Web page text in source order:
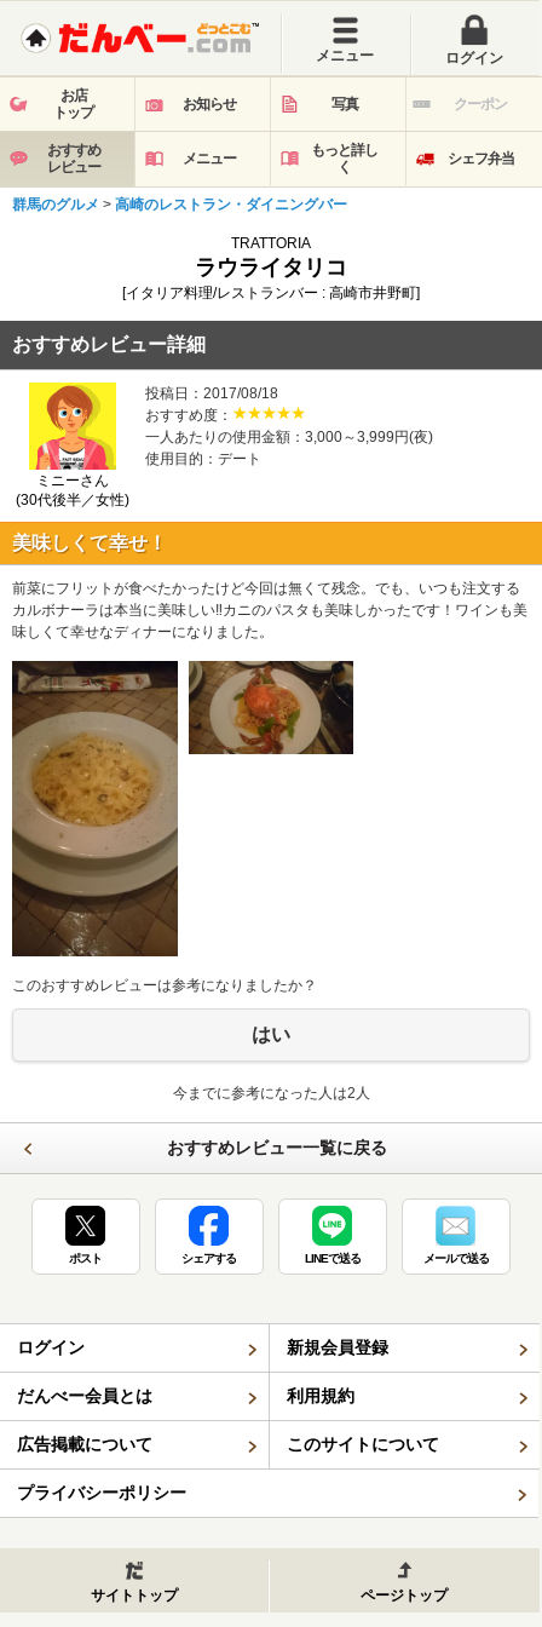
メニュー ログイン
お店
トップ
お知らせ 写真 クーポン
おすすめ
レビュー
メニュー
もっと詳し
く
シェフ弁当
群馬のグルメ > 高崎のレストラン・ダイニングバー
TRATTORIA
ラウライタリコ
[イタリア料理/レストランバー : 高崎市井野町]
おすすめレビュー詳細
ミニーさん
(30代後半／女性)
投稿日：2017/08/18
おすすめ度：
一人あたりの使用金額：3,000～3,999円(夜)
使用目的：デート
美味しくて幸せ！
前菜にフリットが食べたかったけど今回は無くて残念。でも、いつも注文する
カルボナーラは本当に美味しい‼カニのパスタも美味しかったです！ワインも美
味しくて幸せなディナーになりました。
このおすすめレビューは参考になりましたか？
はい
今までに参考になった人は2人
おすすめレビュー一覧に戻る
ポスト シェアする LINEで送る メールで送る
ログイン 新規会員登録
だんべー会員とは 利用規約
広告掲載について このサイトについて
プライバシーポリシー
サイトトップ ページトップ